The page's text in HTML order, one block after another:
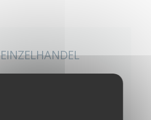
EINZELHANDEL